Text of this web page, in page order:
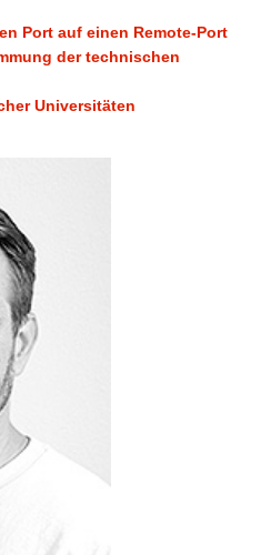
Port auf einen Remote-Port
der technischen
Universitäten